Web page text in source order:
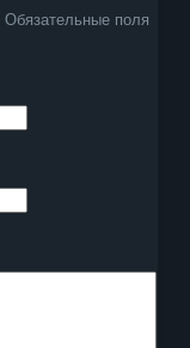
Обязательные поля